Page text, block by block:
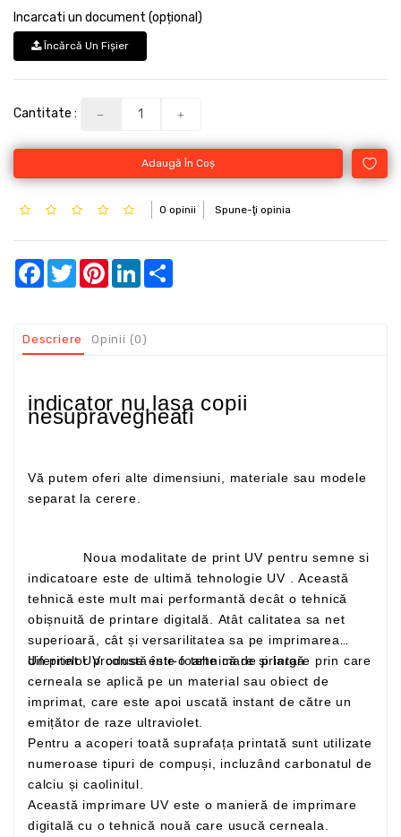
Incarcati un document (opțional)
Încărcă Un Fişier
Cantitate :
Adaugă În Coş
0 opinii Spune-ţi opinia
Facebook
TwitterPinterestLinkedIn
Descriere Opinii (0)
indicator nu lasa copii
nesupravegheati
Vă putem oferi alte dimensiuni, materiale sau modele
separat la cerere.
indicatoare este de ultimă tehnologie UV . Această
tehnică este mult mai performantă decât o tehnică
obișnuită de printare digitală. Atât calitatea sa net
superioară, cât și versarilitatea sa pe imprimarea
diferitelor produse este foarte mare și largă
Un print UV constă într-o tehnică de printare prin care
cerneala se aplică pe un material sau obiect de
imprimat, care este apoi uscată instant de către un
emițător de raze ultraviolet.
Pentru a acoperi toată suprafața printată sunt utilizate
numeroase tipuri de compuși, incluzând carbonatul de
calciu și caolinitul.
Această imprimare UV este o manieră de imprimare
digitală cu o tehnică nouă care usucă cerneala.